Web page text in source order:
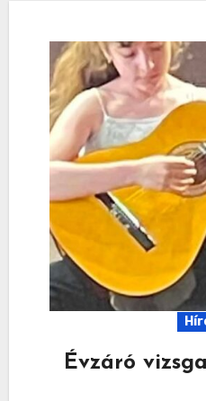
Évzáró